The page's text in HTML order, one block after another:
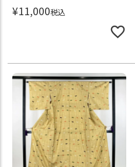
¥11,000税込